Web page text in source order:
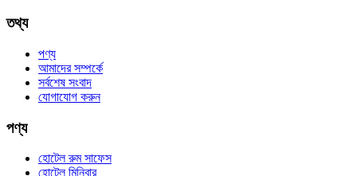
তথ্য
পণ্য
আমাদের সম্পর্কে
সর্বশেষ সংবাদ
যোগাযোগ করুন
পণ্য
হোটেল রুম সাফেস
হোটেল মিনিবার